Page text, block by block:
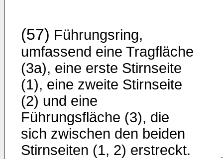
(57) Führungsring,
umfassend eine Tragfläche
(3a), eine erste Stirnseite
(1), eine zweite Stirnseite
(2) und eine
Führungsfläche (3), die
sich zwischen den beiden
Stirnseiten (1, 2) erstreckt.